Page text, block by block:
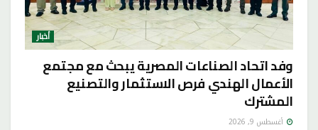
أخبار
وفد اتحاد الصناعات المصرية يبحث مع مجتمع
الأعمال الهندي فرص الاستثمار والتصنيع
المشترك
أغسطس 9, 2026